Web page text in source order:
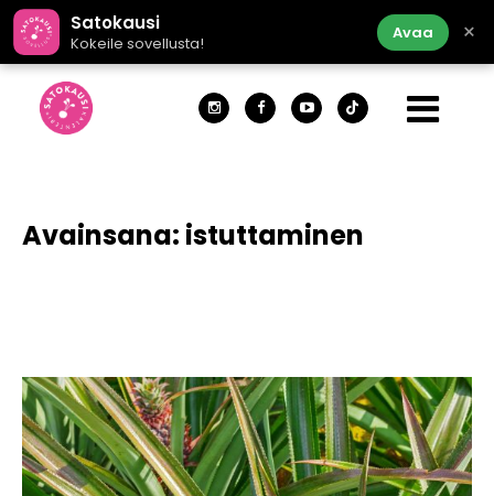
Satokausi
Kokeile sovellusta!
Avaa ×
Avainsana: istuttaminen